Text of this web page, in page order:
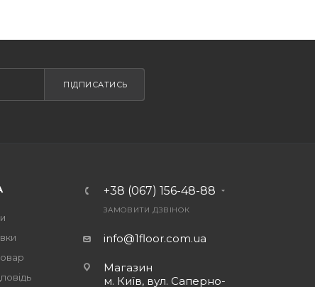
ПІДПИСАТИСЬ
+38 (067) 156-48-88
ЗАМОВИТИ ДЗВІНОК
info@1floor.com.ua
Магазин
м. Київ, вул. Саперно-